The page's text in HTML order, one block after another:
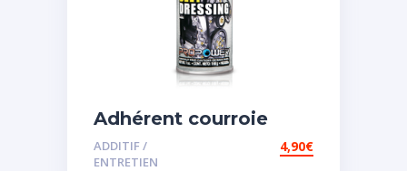
Adhérent courroie
ADDITIF /
ENTRETIEN
4,90€